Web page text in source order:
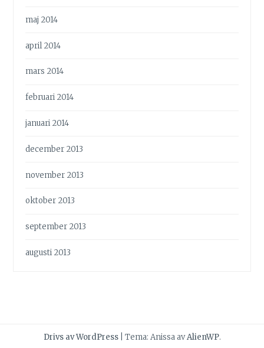
maj 2014
april 2014
mars 2014
februari 2014
januari 2014
december 2013
november 2013
oktober 2013
september 2013
augusti 2013
Drivs av WordPress Tema: Anissa avAlienWP.